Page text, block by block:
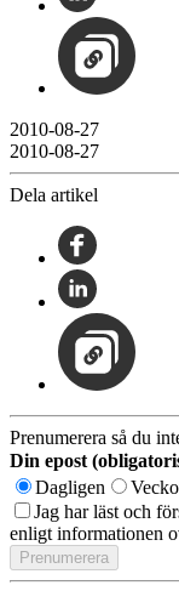
2010-08-27
2010-08-27
Dela artikel
Prenumerera så du
Din epost
Dagligen
Jag har läst och
enligt informationen